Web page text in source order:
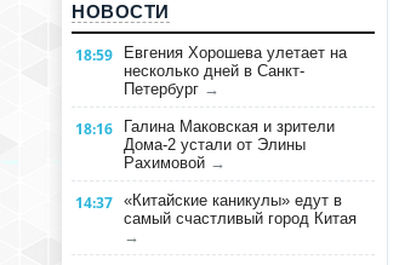
НОВОСТИ
18:59
Евгения Хорошева улетает на
несколько дней в Санкт-
Петербург →
18:16
Галина Маковская и зрители
Дома-2 устали от Элины
Рахимовой →
14:37 «Китайские каникулы» едут в
самый счастливый город Китая
→